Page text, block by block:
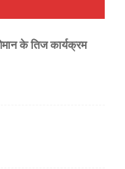
के तिज कार्यक्रम